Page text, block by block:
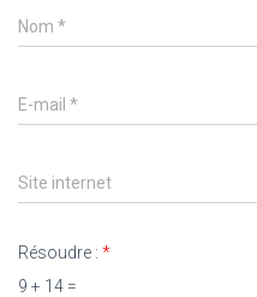
Nom *
E-mail *
Site internet
Résoudre : *
9 + 14 =